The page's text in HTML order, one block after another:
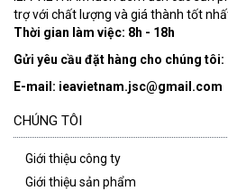
trợ với chất lượng và giá thành tốt
Thời gian làm việc: 8h - 18h
Gửi yêu cầu đặt hàng cho chúng tôi:
E-mail: ieavietnam.jsc@gmail.com
CHÚNG TÔI
Giới thiệu công ty
Giới thiệu sản phẩm